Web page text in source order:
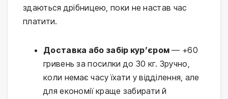
здаються дрібницею, поки не настав час
платити.
Доставка або забір кур’єром — +60
гривень за посилки до 30 кг. Зручно,
коли немає часу їхати у відділення, але
для економії краще забирати й